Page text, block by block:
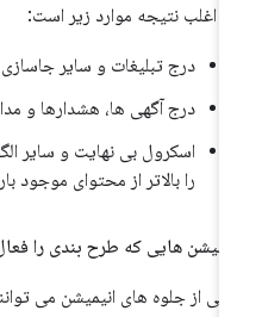
اغلب نتیجه موارد زیر است:
درج تبلیغات و سایر جاسازی
درج آگهی ها، هشدارها و مدال
را بالاتر از محتوای موجود
هایی که طرح بندی را فعال
از جلوه های انیمیشن می توانند